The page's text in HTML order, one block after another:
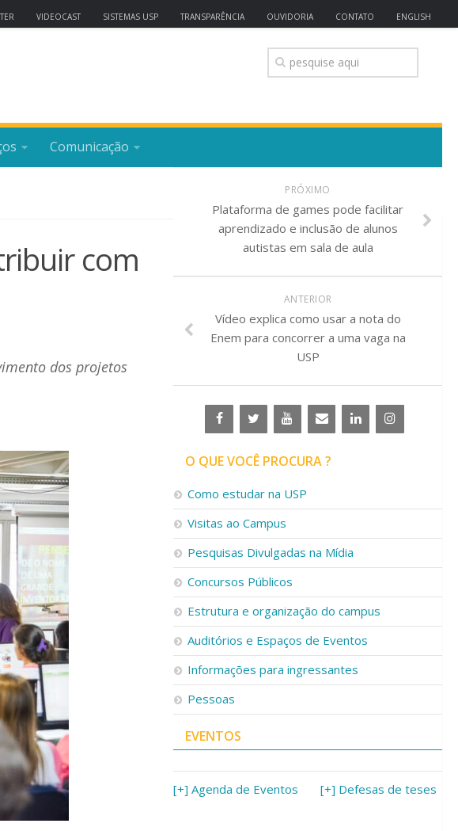
VIDEOCAST SISTEMAS USP TRANSPARÊNCIA OUVIDORIA CONTATO ENGLISH
Comunicação
com
dos projetos
PRÓXIMO
Plataforma de games pode facilitar
aprendizado e inclusão de alunos
autistas em sala de aula
ANTERIOR
Vídeo explica como usar a nota do
Enem para concorrer a uma vaga na
USP
O QUE VOCÊ PROCURA ?
Como estudar na USP
Visitas ao Campus
Pesquisas Divulgadas na Mídia
Concursos Públicos
Estrutura e organização do campus
Auditórios e Espaços de Eventos
Informações para ingressantes
Pessoas
EVENTOS
[+] Agenda de Eventos [+] Defesas de teses